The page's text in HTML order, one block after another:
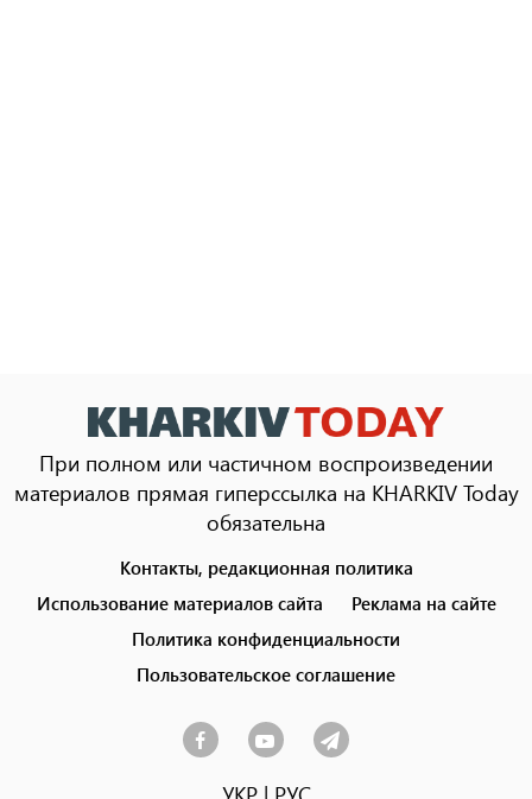
При полном или частичном воспроизведении
материалов прямая гиперссылка на KHARKIV Today
обязательна
menu
Контакты, редакционная политика
Использование материалов сайта
Реклама на сайте
Политика конфиденциальности
Пользовательское соглашение